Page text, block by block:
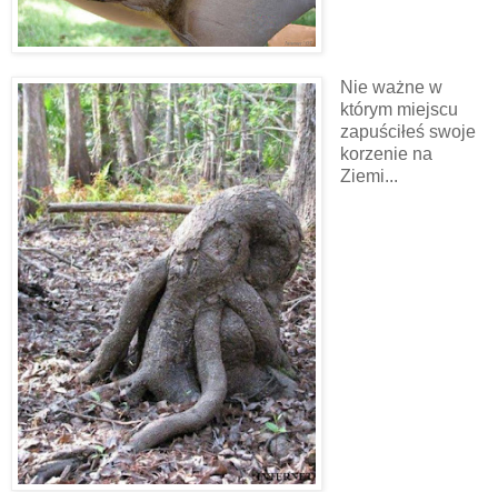
Nie ważne w
którym miejscu
zapuściłeś swoje
korzenie na
Ziemi...